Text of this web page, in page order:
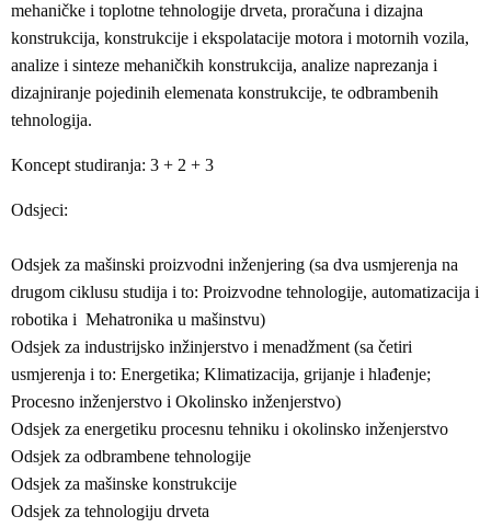
mehaničke i toplotne tehnologije drveta, proračuna i dizajna
konstrukcija, konstrukcije i ekspolatacije motora i motornih vozila,
analize i sinteze mehaničkih konstrukcija, analize naprezanja i
dizajniranje pojedinih elemenata konstrukcije, te odbrambenih
tehnologija.
Koncept studiranja: 3 + 2 + 3
Odsjeci:
Odsjek za mašinski proizvodni inženjering (sa dva usmjerenja na
drugom ciklusu studija i to: Proizvodne tehnologije, automatizacija i
robotika i Mehatronika u mašinstvu)
Odsjek za industrijsko inžinjerstvo i menadžment (sa četiri
usmjerenja i to: Energetika; Klimatizacija, grijanje i hlađenje;
Procesno inženjerstvo i Okolinsko inženjerstvo)
Odsjek za energetiku procesnu tehniku i okolinsko inženjerstvo
Odsjek za odbrambene tehnologije
Odsjek za mašinske konstrukcije
Odsjek za tehnologiju drveta